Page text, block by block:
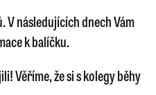
V následujících dnech Vám
k balíčku.
Věříme, že si s kolegy běhy